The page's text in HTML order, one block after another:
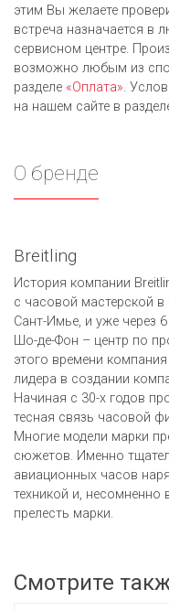
этим Вы желаете
встреча назначается
сервисном центре.
возможно любым из
разделе «Оплата».
на нашем сайте в
О бренде
Breitling
История компании
с часовой мастерской
Сант-Имье, и уже через
Шо-де-Фон – центр по
этого времени
лидера в создании
Начиная с 30-х годов
тесная связь часовой
Многие модели марки
сюжетов. Именно
авиационных часов
техникой и,
прелесть марки.
Смотрите